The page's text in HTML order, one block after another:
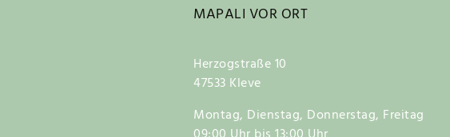
MAPALI VOR ORT
Herzogstraße 10
47533 Kleve
Montag, Dienstag, Donnerstag, Freitag